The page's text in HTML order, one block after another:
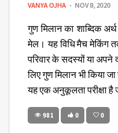
VANYA OJHA NOV 8, 2020
गुण मिलान का शाब्दिक
मेल। यह विधि मैच मेकिंग
परिवार के सदस्यों या
लिए गुण मिलान भी किया
यह एक अनुकूलता परीक्षा है
981 0 0